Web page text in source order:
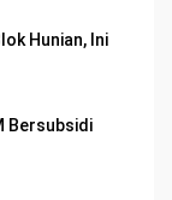
Hunian, Ini
Bersubsidi